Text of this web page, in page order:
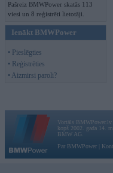
Pašreiz BMWPower skatās 113
viesi un 8 reģistrēti lietotāji.
Ienākt BMWPower
• Pieslēgties
• Reģistrēties
• Aizmirsi paroli?
Vortāls BMWPower.lv
kopš 2002. gada 14.
BMW AG.
Par BMWPower